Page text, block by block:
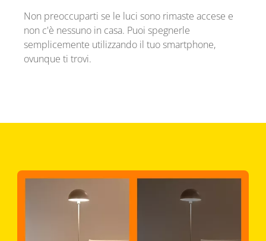
Non preoccuparti se le luci sono rimaste accese e
non c'è nessuno in casa. Puoi spegnerle
semplicemente utilizzando il tuo smartphone,
ovunque ti trovi.